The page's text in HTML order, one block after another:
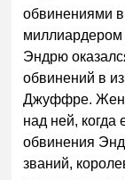
обвинениями
Эндрю
обвинений в
Джуффре.
над ней, когда
обвинения
званий,